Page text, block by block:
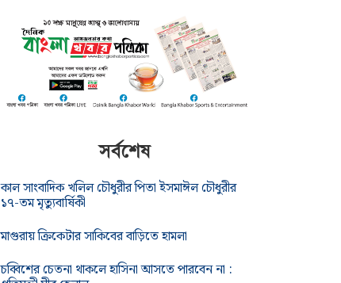
সর্বশেষ
কাল সাংবাদিক খলিল চৌধুরীর পিতা ইসমাঈল চৌধুরীর
১৭-তম মৃত্যুবার্ষিকী
মাগুরায় ক্রিকেটার সাকিবের বাড়িতে হামলা
চব্বিশের চেতনা থাকলে হাসিনা আসতে পারবেন না :